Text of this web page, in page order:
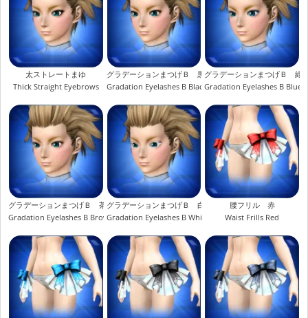
太ストレートまゆ
Thick Straight Eyebrows
グラデーションまつげＢ 黒
Gradation Eyelashes B Black
グラデーションまつげＢ 紺
Gradation Eyelashes B Blue
グラデーションまつげＢ 茶
Gradation Eyelashes B Brown
グラデーションまつげＢ 白
Gradation Eyelashes B White
腰フリル 赤
Waist Frills Red